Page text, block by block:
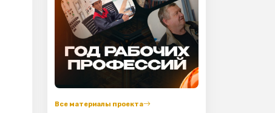
Все материалы проекта